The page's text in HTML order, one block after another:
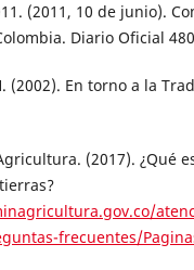
(2011, 10 de junio).
Diario Oficial
(2002). En torno a la
(2017). ¿Qué
frecuentes/